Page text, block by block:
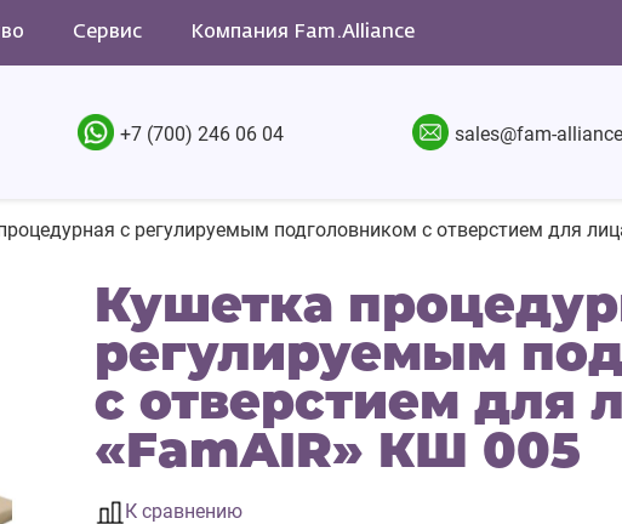
Сервис Компания Fam.Alliance
+7 (700) 246 06 04 sales@fam-
с регулируемым подголовником с отверстием для
Кушетка
регулируемым
с отверстием для
«FamAIR» КШ 005
К сравнению